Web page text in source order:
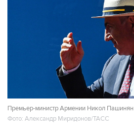
Премьер-министр Армении Никол Пашинян
Фото: Александр Миридонов/ТАСС